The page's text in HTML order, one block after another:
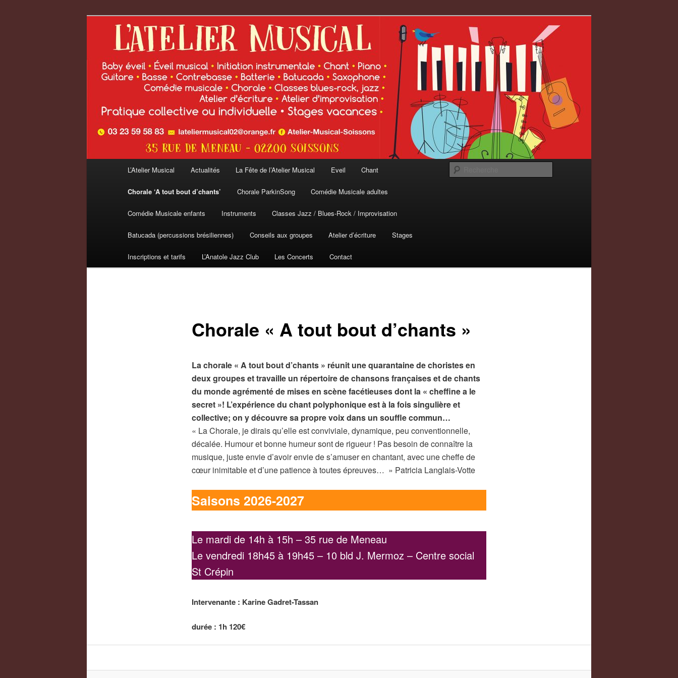
L'Atelier Musical
L’Atelier Musical Actualités La Fête de l’Atelier Musical Eveil Chant
Chorale ‘A tout bout d’chants’ Chorale ParkinSong Comédie Musicale adultes
Comédie Musicale enfants Instruments Classes Jazz / Blues-Rock / Improvisation
Batucada (percussions brésiliennes) Conseils aux groupes Atelier d’écriture Stages
Inscriptions et tarifs L’Anatole Jazz Club Les Concerts Contact
Chorale « A tout bout d’chants »
La chorale « A tout bout d’chants » réunit une quarantaine de choristes en
deux groupes et travaille un répertoire dechansons françaises et de chants
du monde agrémenté de mises en scène facétieuses dont la « cheffine a le
secret »! L’expérience du chant polyphonique est à la fois singulière et
collective; on y découvre sa propre voix dans un souffle commun…
« La Chorale, je dirais qu’elle est conviviale, dynamique, peu conventionnelle,
décalée. Humour et bonne humeur sont de rigueur ! Pas besoin de connaître la
musique, juste envie d’avoir envie de s’amuser en chantant, avec une cheffe de
cœur inimitable et d’une patience à toutes épreuves… » Patricia Langlais-Votte
Saisons 2026-2027
Le mardi de 14h à 15h – 35 rue de Meneau
Le vendredi 18h45 à 19h45 – 10 bld J. Mermoz – Centre social
St Crépin
Intervenante : Karine Gadret-Tassan
durée : 1h 120€